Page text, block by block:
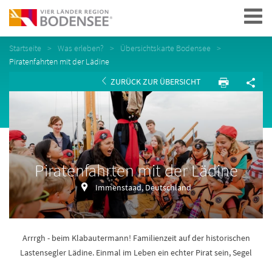
Navigation
Startseite Was erleben?
Übersichtskarte Bodensee
Piratenfahrten mit der Lädine
ZURÜCK ZUR ÜBERSICHT
Piratenfahrten mit der Lädine
Immenstaad, Deutschland
Arrrgh - beim Klabautermann! Familienzeit auf der historischen
Lastensegler Lädine. Einmal im Leben ein echter Pirat sein, Segel